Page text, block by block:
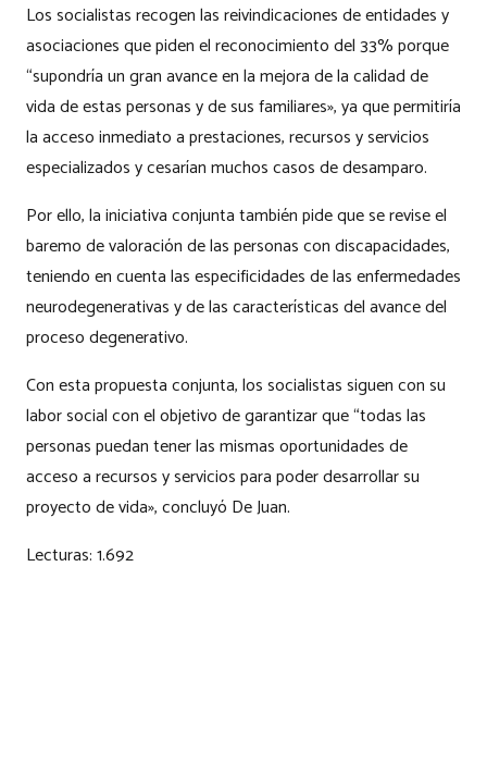
Los socialistas recogen las reivindicaciones de entidades y
asociaciones que piden el reconocimiento del 33% porque
“supondría un gran avance en la mejora de la calidad de
vida de estas personas y de sus familiares», ya que permitiría
la acceso inmediato a prestaciones, recursos y servicios
especializados y cesarían muchos casos de desamparo.
Por ello, la iniciativa conjunta también pide que se revise el
baremo de valoración de las personas con discapacidades,
teniendo en cuenta las especificidades de las enfermedades
neurodegenerativas y de las características del avance del
proceso degenerativo.
Con esta propuesta conjunta, los socialistas siguen con su
labor social con el objetivo de garantizar que “todas las
personas puedan tener las mismas oportunidades de
acceso a recursos y servicios para poder desarrollar su
proyecto de vida», concluyó De Juan.
Lecturas:1.692